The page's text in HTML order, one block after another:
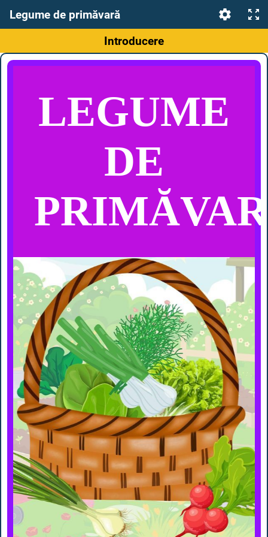
Legume de primăvară
Introducere
LEGUME
DE